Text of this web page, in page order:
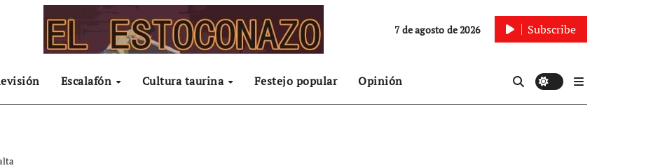
7 de agosto de 2026 Subscribe
Escalafón Cultura taurina Festejo popular Opinión